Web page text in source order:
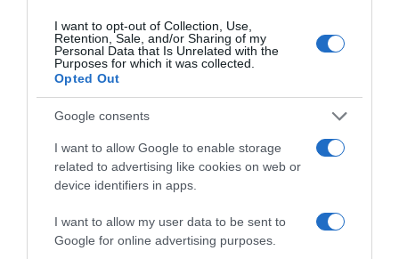
I want to opt-out of Collection, Use,
Retention, Sale, and/or Sharing of my
Personal Data that Is Unrelated with the
Purposes for which it was collected.
Opted Out
Google consents
I want to allow Google to enable storage
related to advertising like cookies on web or
device identifiers in apps.
I want to allow my user data to be sent to
Google for online advertising purposes.